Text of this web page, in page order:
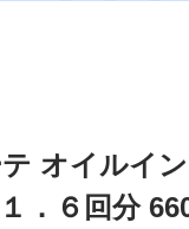
オイルイ
．６回分